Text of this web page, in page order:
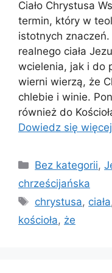
Ciało Chrystusa
termin, który w
istotnych
realnego ciała
wcielenia, jak i do
wierni wierzą, że
chlebie i winie.
również do
Dowiedz się więcej
Kategorie
Bez kategorii,
chrześcijańska
Tagi
chrystusa, ciała
kościoła, że